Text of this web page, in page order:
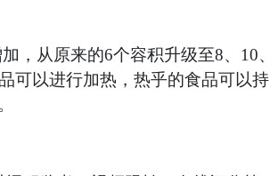
，从原来的6个容积升级至8、10、
可以进行加热，热乎的食品可以持